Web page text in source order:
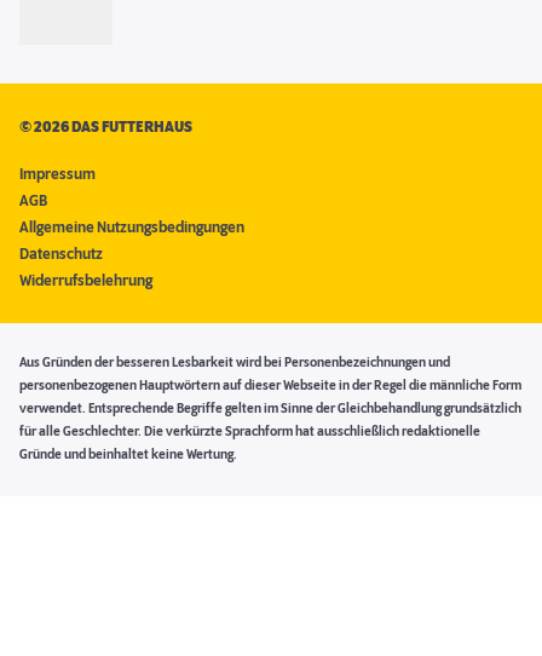
©2026 DAS FUTTERHAUS
Impressum
AGB
Allgemeine Nutzungsbedingungen
Datenschutz
Widerrufsbelehrung
Aus Gründen der besseren Lesbarkeit wird bei Personenbezeichnungen und
personenbezogenen Hauptwörtern auf dieser Webseite in der Regel die männliche Form
verwendet. Entsprechende Begriffe gelten im Sinne der Gleichbehandlung grundsätzlich
für alle Geschlechter. Die verkürzte Sprachform hat ausschließlich redaktionelle
Gründe und beinhaltet keine Wertung.